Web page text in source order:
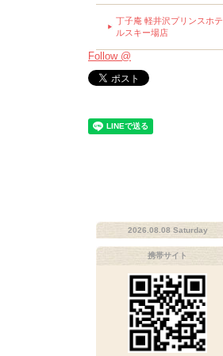
丁子庵 軽井沢プリンスホテ
ルスキー場店
Follow @
2026.08.08 Saturday
携帯サイト